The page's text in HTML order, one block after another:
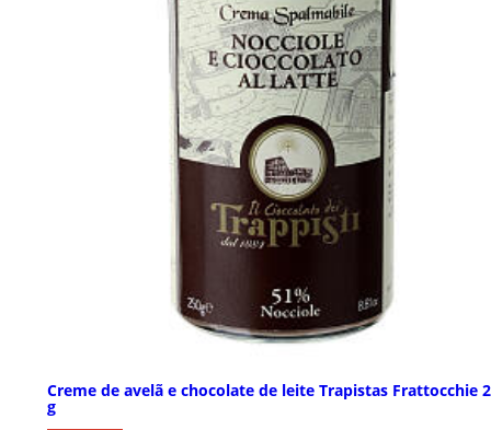
Creme de avelã e chocolate de leite Trapistas Frattocchie
g